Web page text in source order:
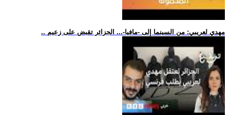
.. مهدي لعريبي: من السينما إلى -مافيا-... الجزائر تقبض على زعيم